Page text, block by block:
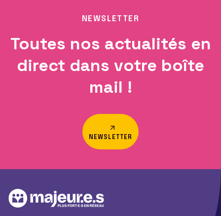
NEWSLETTER
Toutes nos actualités en
direct dans votre boîte
mail !
NEWSLETTER